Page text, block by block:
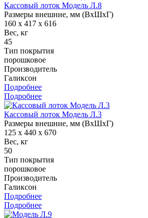
Кассовый лоток Модель Л.8
Размеры внешние, мм (ВхШхГ)
160 x 417 x 616
Вес, кг
45
Тип покрытия
порошковое
Производитель
Галиксон
Подробнее
Подробнее
Кассовый лоток Модель Л.3
Размеры внешние, мм (ВхШхГ)
125 x 440 x 670
Вес, кг
50
Тип покрытия
порошковое
Производитель
Галиксон
Подробнее
Подробнее